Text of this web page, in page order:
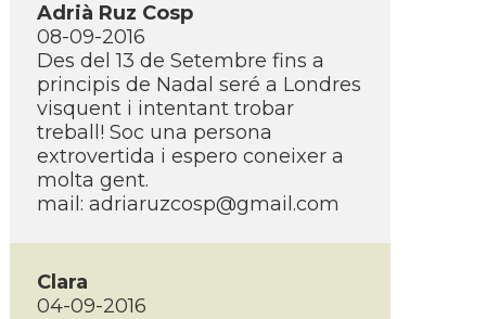
Adrià Ruz Cosp
08-09-2016
Des del 13 de Setembre fins a
principis de Nadal seré a Londres
visquent i intentant trobar
treball! Soc una persona
extrovertida i espero coneixer a
molta gent.
mail: adriaruzcosp@gmail.com
Clara
04-09-2016